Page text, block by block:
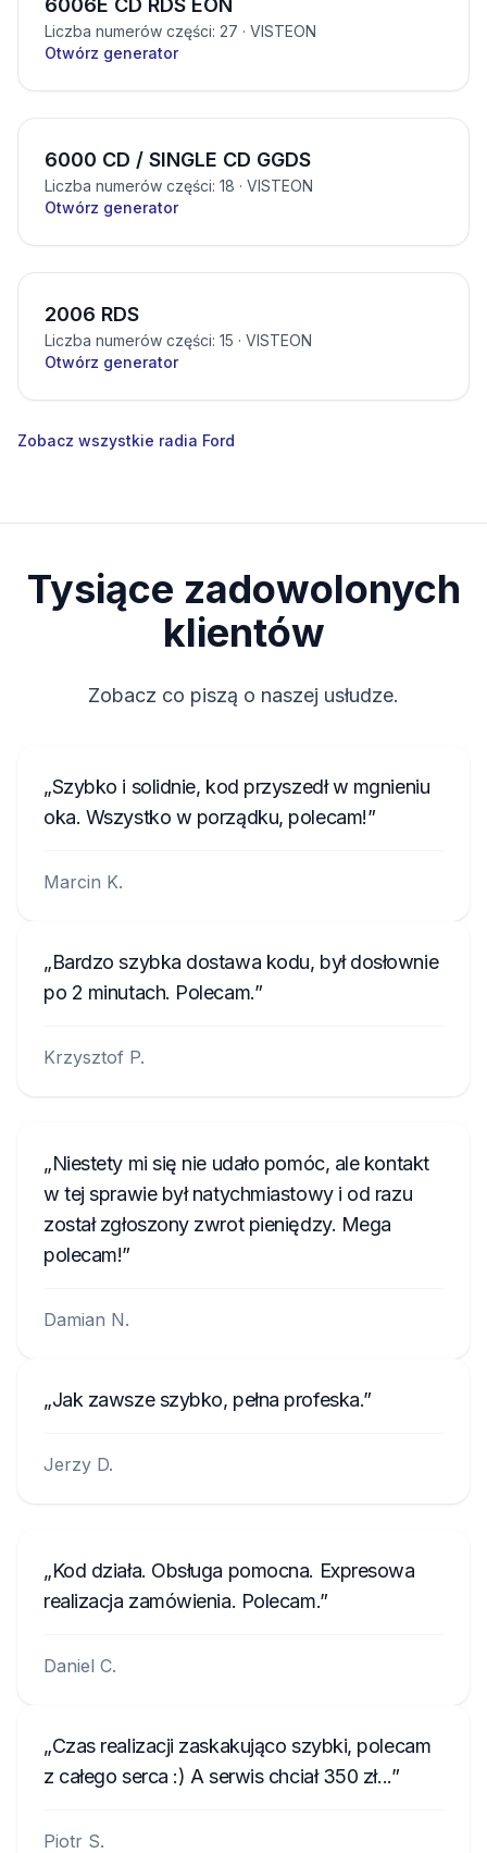
6006E CD RDS EON
Liczba numerów części: 27 · VISTEON
Otwórz generator
6000 CD / SINGLE CD GGDS
Liczba numerów części: 18 · VISTEON
Otwórz generator
2006 RDS
Liczba numerów części: 15 · VISTEON
Otwórz generator
Zobacz wszystkie radia Ford
Tysiące zadowolonych
klientów
Zobacz co piszą o naszej usłudze.
Szybko i solidnie, kod przyszedł w mgnieniu
oka. Wszystko w porządku, polecam!
Marcin K.
Bardzo szybka dostawa kodu, był dosłownie
po 2 minutach. Polecam.
Krzysztof P.
Niestety mi się nie udało pomóc, ale kontakt
w tej sprawie był natychmiastowy i od razu
został zgłoszony zwrot pieniędzy. Mega
polecam!
Damian N.
Jak zawsze szybko, pełna profeska.
Jerzy D.
Kod działa. Obsługa pomocna. Expresowa
realizacja zamówienia. Polecam.
Daniel C.
Czas realizacji zaskakująco szybki, polecam
z całego serca :) A serwis chciał 350 zł...
Piotr S.